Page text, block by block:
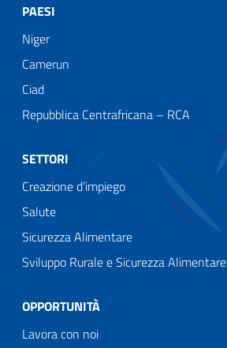
PAESI
Niger
Camerun
Ciad
Repubblica Centrafricana – RCA
SETTORI
Creazione d’impiego
Salute
Sicurezza Alimentare
Sviluppo Rurale e Sicurezza Alimentare
OPPORTUNITÀ
Lavora con noi